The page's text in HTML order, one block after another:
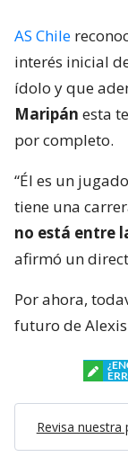
AS Chile
interés inicial
ídolo y que
Maripán esta
por completo.
“Él es un
tiene una
no está entre
afirmó un
Por ahora,
futuro de Alexis
Revisa nuestra